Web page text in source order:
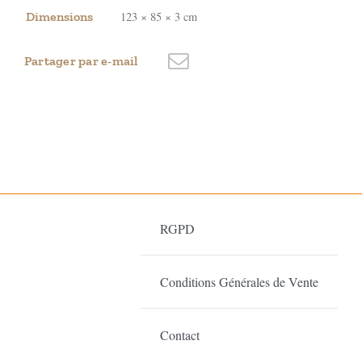
Dimensions
123 × 85 × 3 cm
Partager par e-mail
RGPD
Conditions Générales de Vente
Contact